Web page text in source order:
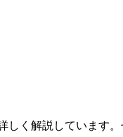
しく解説しています。